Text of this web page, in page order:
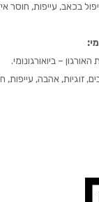
בכאב, עייפות, חוסר
– ביואורגונומי.
זוגיות, אהבה, עייפות,